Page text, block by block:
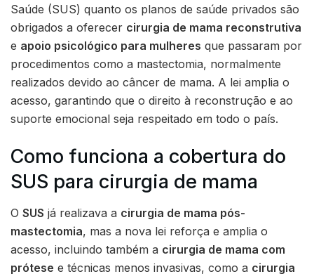
Saúde (SUS) quanto os planos de saúde privados são
obrigados a oferecer cirurgia de mama reconstrutiva
e apoio psicológico para mulheres que passaram por
procedimentos como a mastectomia, normalmente
realizados devido ao câncer de mama. A lei amplia o
acesso, garantindo que o direito à reconstrução e ao
suporte emocional seja respeitado em todo o país.
Como funciona a cobertura do
SUS para cirurgia de mama
O SUS já realizava a cirurgia de mama pós-
mastectomia, mas a nova lei reforça e amplia o
acesso, incluindo também a cirurgia de mama com
prótese e técnicas menos invasivas, como a cirurgia